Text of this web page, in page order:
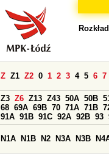
Z Z1 Z2 0 1 2 3 4 5 6 7
Z3 Z6 Z13 Z43 50A 50B
68 69A 69B 70 71A 71B
91A 91B 91C 92A 92B 93
N1A N1B N2 N3A N3B